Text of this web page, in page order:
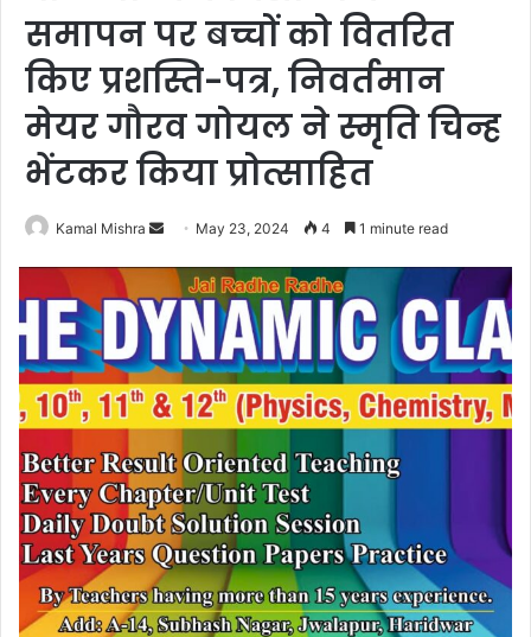
समापन पर बच्चों को वितरित
किए प्रशस्ति-पत्र, निवर्तमान
मेयर गौरव गोयल ने स्मृति चिन्ह
भेंटकर किया प्रोत्साहित
Kamal Mishra
Send
email
May 23, 2024 4 1 minute read